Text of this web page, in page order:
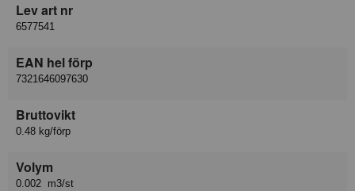
Lev art nr
6577541
EAN hel förp
7321646097630
Bruttovikt
0.48 kg/förp
Volym
0.002 m3/st